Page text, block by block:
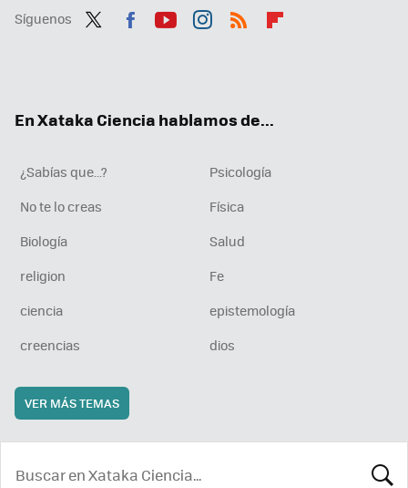
Síguenos
En Xataka Ciencia hablamos de...
¿Sabías que...?
Psicología
No te lo creas
Física
Biología
Salud
religion
Fe
ciencia
epistemología
creencias
dios
VER MÁS TEMAS